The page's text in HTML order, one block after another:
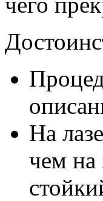
На
чем на